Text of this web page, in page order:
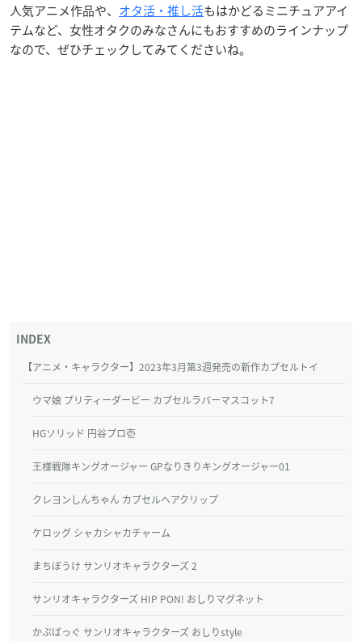
人気アニメ作品や、 オタ活・推し活もはかどるミニチュアアイ
テムなど、女性オタクのみなさんにもおすすめのラインナップ
なので、ぜひチェックしてみてくださいね。
【アニメ・キャラクター】2023年3月第3週発売の新作カプセルトイ
ウマ娘 プリティーダービー カプセルラバーマスコット7
HGソリッド 円谷プロ壱
王様戦隊キングオージャー GPなりきりキングオージャー01
クレヨンしんちゃん カプセルヘアクリップ
ケロッグ シャカシャカチャーム
まちぼうけ サンリオキャラクターズ 2
サンリオキャラクターズ HIP PON! おしりマグネット
かぷばっぐ サンリオキャラクターズ おしりstyle